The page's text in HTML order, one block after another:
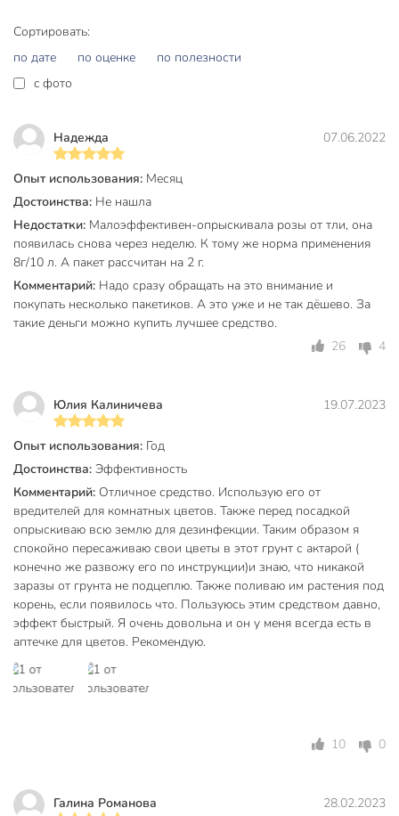
Назначение
Вид насекомых
Способ обработки
Класс опасности
Срок годности, мес
Модель
Актара
Сортировать:
по дате
по оценке
по полезности
c фото
Надежда 07.06.2022
Опыт использования: Месяц
Достоинства: Не нашла
Недостатки: Малоэффективен-опрыскивала розы от тли, она
появилась снова через неделю. К тому же норма применения
8г/10 л. А пакет рассчитан на 2 г.
Комментарий: Надо сразу обращать на это внимание и
покупать несколько пакетиков. А это уже и не так дёшево. За
такие деньги можно купить лучшее средство.
26
4
Юлия Калиничева 19.07.2023
Опыт использования: Год
Достоинства: Эффективность
Комментарий: Отличное средство. Использую его от
вредителей для комнатных цветов. Также перед посадкой
опрыскиваю всю землю для дезинфекции. Таким образом я
спокойно пересаживаю свои цветы в этот грунт с актарой (
конечно же развожу его по инструкции)и знаю, что никакой
заразы от грунта не подцеплю. Также поливаю им растения под
корень, если появилось что. Пользуюсь этим средством давно,
эффект быстрый. Я очень довольна и он у меня всегда есть в
аптечке для цветов. Рекомендую.
10 0
Галина Романова 28.02.2023